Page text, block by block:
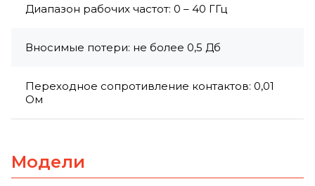
Диапазон рабочих частот: 0 – 40 ГГц
Вносимые потери: не более 0,5 Дб
Переходное сопротивление контактов: 0,01
Ом
Модели